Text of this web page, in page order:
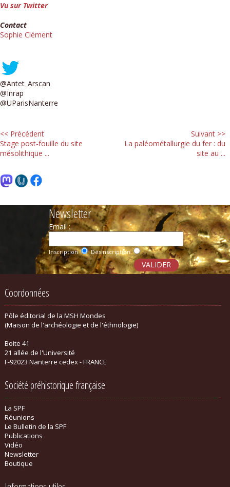
Vu sur Twitter
Contact
Sophie Clément
@Antet_Arscan
@Inrap
@UParisNanterre
<< Précédent
Stage post-fouille du site
mésolithique ...
Suivant >>
La paléométallurgie du fer : du
site au ...
Newsletter
Email :
Inscription Désinscription
Coordonnées
Pôle éditorial de la MSH Mondes
(Maison de l'archéologie et de l'éthnologie)
Boite 41
21 allée de l'Université
F-92023 Nanterre cedex - FRANCE
Société préhistorique française
La SPF
Réunions
Le Bulletin de la SPF
Publications
Vidéo
Newsletter
Boutique